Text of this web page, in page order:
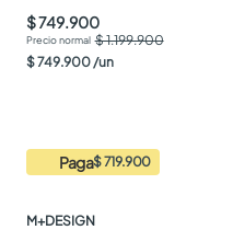
$ 749.900
$ 1.199.900
$749.900 /un
Paga$ 719.900
M+DESIGN